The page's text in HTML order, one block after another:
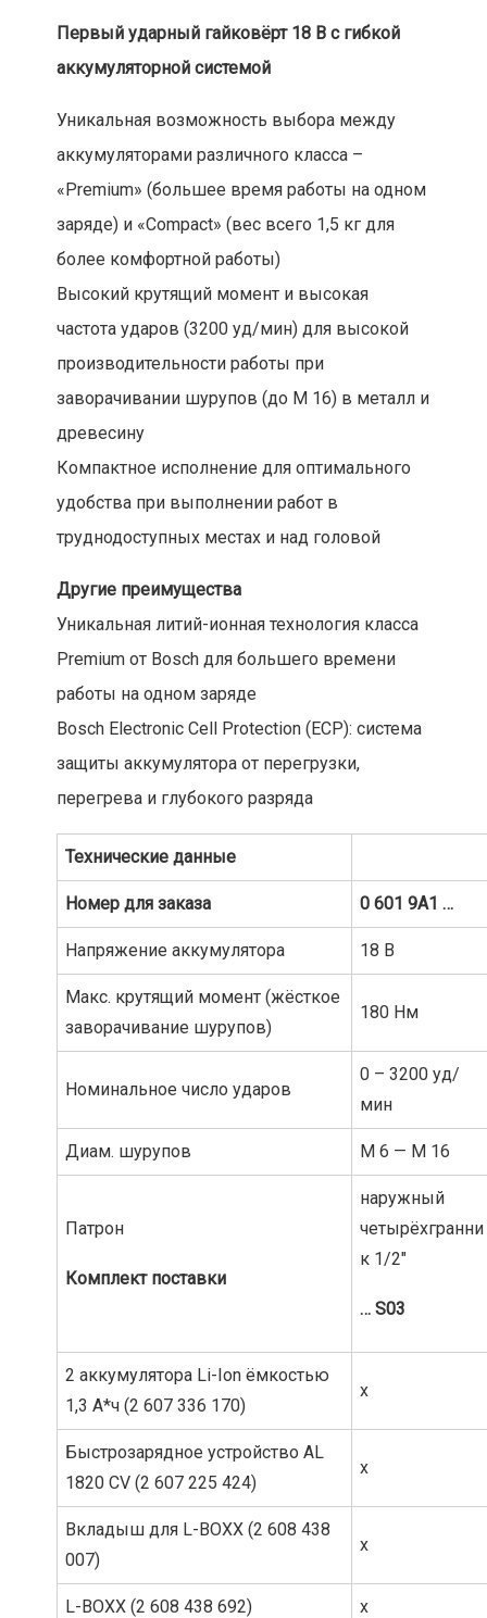
Первый ударный гайковёрт 18 В с гибкой
аккумуляторной системой
Уникальная возможность выбора между
аккумуляторами различного класса –
«Premium» (большее время работы на одном
заряде) и «Compact» (вес всего 1,5 кг для
более комфортной работы)
Высокий крутящий момент и высокая
частота ударов (3200 уд/мин) для высокой
производительности работы при
заворачивании шурупов (до M 16) в металл и
древесину
Компактное исполнение для оптимального
удобства при выполнении работ в
труднодоступных местах и над головой
Другие преимущества
Уникальная литий-ионная технология класса
Premium от Bosch для большего времени
работы на одном заряде
Bosch Electronic Cell Protection (ECP): система
защиты аккумулятора от перегрузки,
перегрева и глубокого разряда
Технические данные
Номер для заказа 0 601 9A1 …
Напряжение аккумулятора 18 В
Макс. крутящий момент (жёсткое
заворачивание шурупов)
180 Нм
Номинальное число ударов
0 – 3200 уд/
мин
Диам. шурупов M 6 — M 16
Патрон
Комплект поставки
наружный
четырёхгранни
к 1/2″
… S03
2 аккумулятора Li-Ion ёмкостью
1,3 А*ч (2 607 336 170)
x
Быстрозарядное устройство AL
1820 CV (2 607 225 424)
x
Вкладыш для L-BOXX (2 608 438
007)
x
L-BOXX (2 608 438 692) x